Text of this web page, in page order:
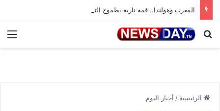
المغرب وهولندا.. قمة نارية بطموح التأهل إلى ثمن النهائي
بحث عن
الرئيسية / أخبار اليوم